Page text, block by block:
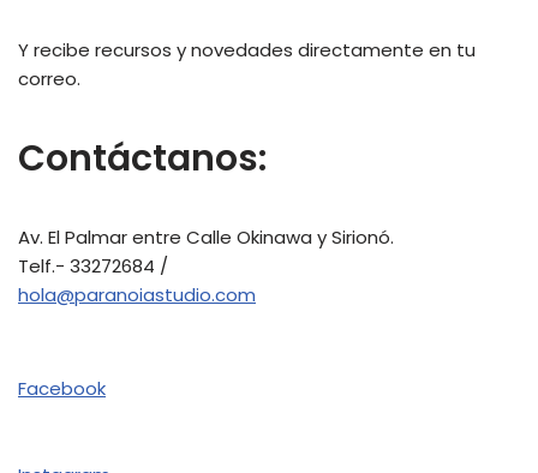
Y recibe recursos y novedades directamente en tu
correo.
Contáctanos:
Av. El Palmar entre Calle Okinawa y Sirionó.
Telf.- 33272684 /
hola@paranoiastudio.com
Facebook